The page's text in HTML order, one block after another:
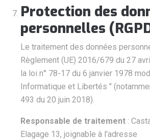
Protection des
personnelles
Le traitement des données
Règlement (UE) 2016/679 du 27
la loi n° 78-17 du 6 janvier 1978
Informatique et Libertés "
493 du 20 juin 2018).
Responsable de traitement :
Elagage 13, joignable à l'adresse